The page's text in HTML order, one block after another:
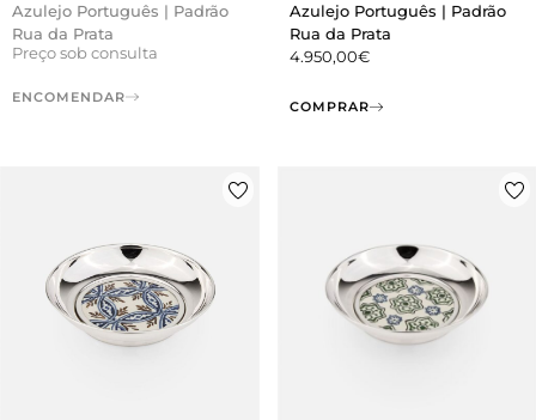
Azulejo Português | Padrão
Rua da Prata
Preço sob consulta
ENCOMENDAR
Azulejo Português | Padrão
Rua da Prata
4.950,00€
COMPRAR